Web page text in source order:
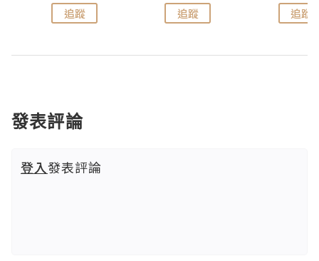
追蹤 追蹤 追蹤
發表評論
登入發表評論